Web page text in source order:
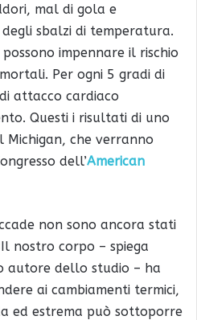
mal di gola e
sbalzi di temperatura.
impennare il rischio
Per ogni 5 gradi di
attacco cardiaco
Questi i risultati di uno
Michigan, che verranno
dell’American
non sono ancora stati
nostro corpo – spiega
autore dello studio – ha
ai cambiamenti termici,
ed estrema può sottoporre